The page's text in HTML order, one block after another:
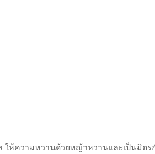
ให้ความหวานด้วยหญ้าหวานและเป็นมิต